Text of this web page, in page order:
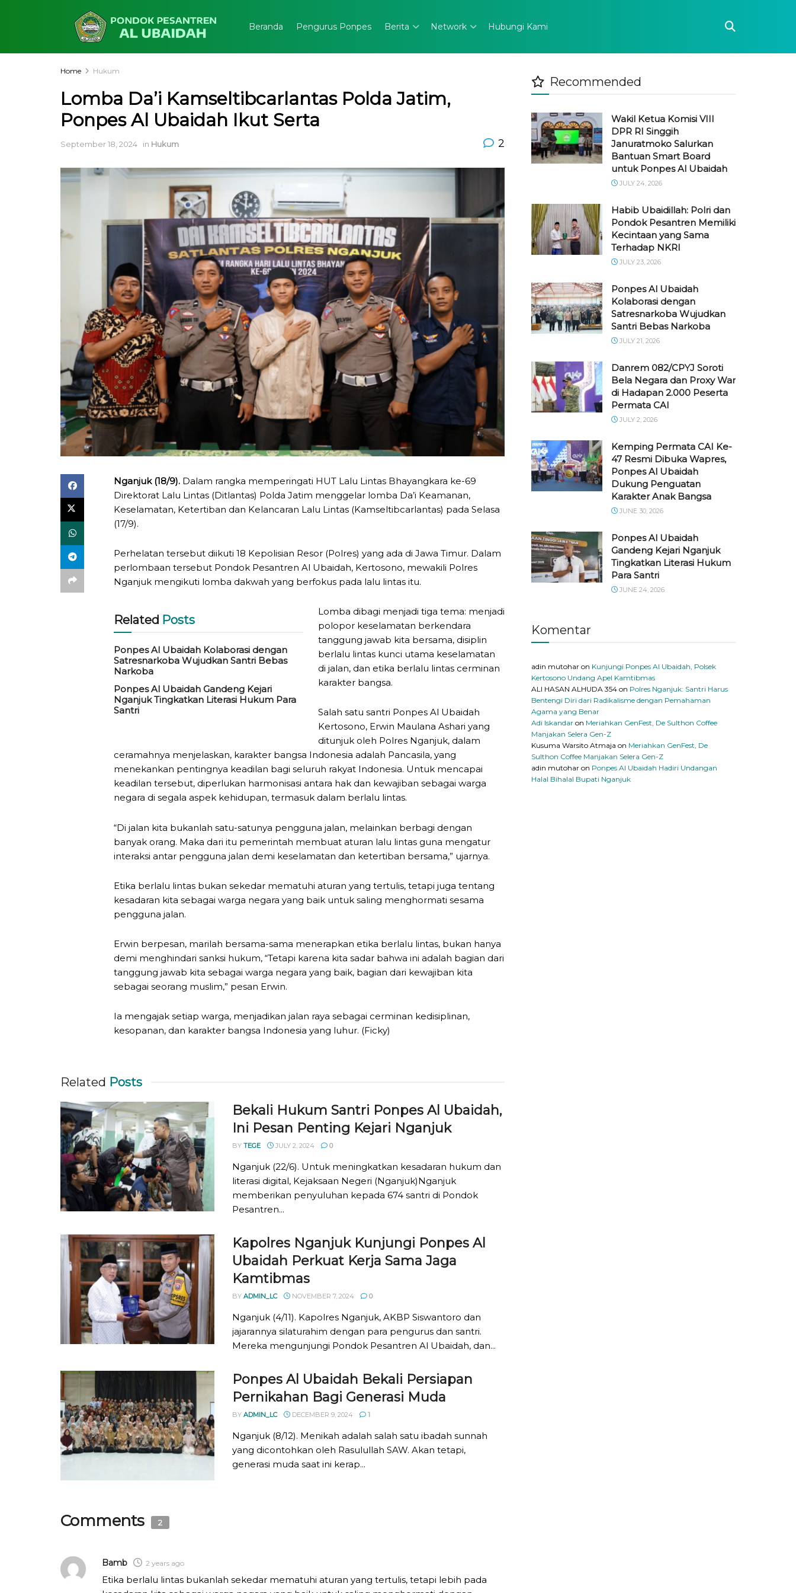
Beranda Pengurus Ponpes Berita Network Hubungi Kami
Home Hukum
Lomba Da’i Kamseltibcarlantas Polda Jatim,
Ponpes Al Ubaidah Ikut Serta
September 18, 2024 in Hukum 2
Nganjuk (18/9). Dalam rangka memperingati HUT Lalu Lintas Bhayangkara ke-69
Direktorat Lalu Lintas (Ditlantas) Polda Jatim menggelar lomba Da’i Keamanan,
Keselamatan, Ketertiban dan Kelancaran Lalu Lintas (Kamseltibcarlantas) pada Selasa
(17/9).
Perhelatan tersebut diikuti 18 Kepolisian Resor (Polres) yang ada di Jawa Timur. Dalam
perlombaan tersebut Pondok Pesantren Al Ubaidah, Kertosono, mewakili Polres
Nganjuk mengikuti lomba dakwah yang berfokus pada lalu lintas itu.
Related Posts
Ponpes Al Ubaidah Kolaborasi dengan
Satresnarkoba Wujudkan Santri Bebas
Narkoba
Ponpes Al Ubaidah Gandeng Kejari
Nganjuk Tingkatkan Literasi Hukum Para
Santri
Lomba dibagi menjadi tiga tema: menjadi
polopor keselamatan berkendara
tanggung jawab kita bersama, disiplin
berlalu lintas kunci utama keselamatan
di jalan, dan etika berlalu lintas cerminan
karakter bangsa.
Salah satu santri Ponpes Al Ubaidah
Kertosono, Erwin Maulana Ashari yang
ditunjuk oleh Polres Nganjuk, dalam
ceramahnya menjelaskan, karakter bangsa Indonesia adalah Pancasila, yang
menekankan pentingnya keadilan bagi seluruh rakyat Indonesia. Untuk mencapai
keadilan tersebut, diperlukan harmonisasi antara hak dan kewajiban sebagai warga
negara di segala aspek kehidupan, termasuk dalam berlalu lintas.
“Di jalan kita bukanlah satu-satunya pengguna jalan, melainkan berbagi dengan
banyak orang. Maka dari itu pemerintah membuat aturan lalu lintas guna mengatur
interaksi antar pengguna jalan demi keselamatan dan ketertiban bersama,” ujarnya.
Etika berlalu lintas bukan sekedar mematuhi aturan yang tertulis, tetapi juga tentang
kesadaran kita sebagai warga negara yang baik untuk saling menghormati sesama
pengguna jalan.
Erwin berpesan, marilah bersama-sama menerapkan etika berlalu lintas, bukan hanya
demi menghindari sanksi hukum, “Tetapi karena kita sadar bahwa ini adalah bagian dari
tanggung jawab kita sebagai warga negara yang baik, bagian dari kewajiban kita
sebagai seorang muslim,” pesan Erwin.
Ia mengajak setiap warga, menjadikan jalan raya sebagai cerminan kedisiplinan,
kesopanan, dan karakter bangsa Indonesia yang luhur. (Ficky)
Related Posts
Bekali Hukum Santri Ponpes Al Ubaidah,
Ini Pesan Penting Kejari Nganjuk
BY TEGE JULY 2, 2024 0
Nganjuk (22/6). Untuk meningkatkan kesadaran hukum dan
literasi digital, Kejaksaan Negeri (Nganjuk)Nganjuk
memberikan penyuluhan kepada 674 santri di Pondok
Pesantren...
Kapolres Nganjuk Kunjungi Ponpes Al
Ubaidah Perkuat Kerja Sama Jaga
Kamtibmas
BY ADMIN_LC NOVEMBER 7, 2024 0
Nganjuk (4/11). Kapolres Nganjuk, AKBP Siswantoro dan
jajarannya silaturahim dengan para pengurus dan santri.
Mereka mengunjungi Pondok Pesantren Al Ubaidah, dan...
Ponpes Al Ubaidah Bekali Persiapan
Pernikahan Bagi Generasi Muda
BY ADMIN_LC DECEMBER 9, 2024 1
Nganjuk (8/12). Menikah adalah salah satu ibadah sunnah
yang dicontohkan oleh Rasulullah SAW. Akan tetapi,
generasi muda saat ini kerap...
Comments 2
Bamb 2 years ago
Etika berlalu lintas bukanlah sekedar mematuhi aturan yang tertulis, tetapi lebih pada
Recommended
Wakil Ketua Komisi VIII
DPR RI Singgih
Januratmoko Salurkan
Bantuan Smart Board
untuk Ponpes Al Ubaidah
JULY 24, 2026
Habib Ubaidillah: Polri dan
Pondok Pesantren Memiliki
Kecintaan yang Sama
Terhadap NKRI
JULY 23, 2026
Ponpes Al Ubaidah
Kolaborasi dengan
Satresnarkoba Wujudkan
Santri Bebas Narkoba
JULY 21, 2026
Danrem 082/CPYJ Soroti
Bela Negara dan Proxy War
di Hadapan 2.000 Peserta
Permata CAI
JULY 2, 2026
Kemping Permata CAI Ke-
47 Resmi Dibuka Wapres,
Ponpes Al Ubaidah
Dukung Penguatan
Karakter Anak Bangsa
JUNE 30, 2026
Ponpes Al Ubaidah
Gandeng Kejari Nganjuk
Tingkatkan Literasi Hukum
Para Santri
JUNE 24, 2026
Komentar
adin mutohar on Kunjungi Ponpes Al Ubaidah, Polsek
Kertosono Undang Apel Kamtibmas
ALI HASAN ALHUDA 354 on Polres Nganjuk: Santri Harus
Bentengi Diri dari Radikalisme dengan Pemahaman
Agama yang Benar
Adi Iskandar on Meriahkan GenFest, De Sulthon Coffee
Manjakan Selera Gen-Z
Kusuma Warsito Atmaja on Meriahkan GenFest, De
Sulthon Coffee Manjakan Selera Gen-Z
adin mutohar on Ponpes Al Ubaidah Hadiri Undangan
Halal Bihalal Bupati Nganjuk